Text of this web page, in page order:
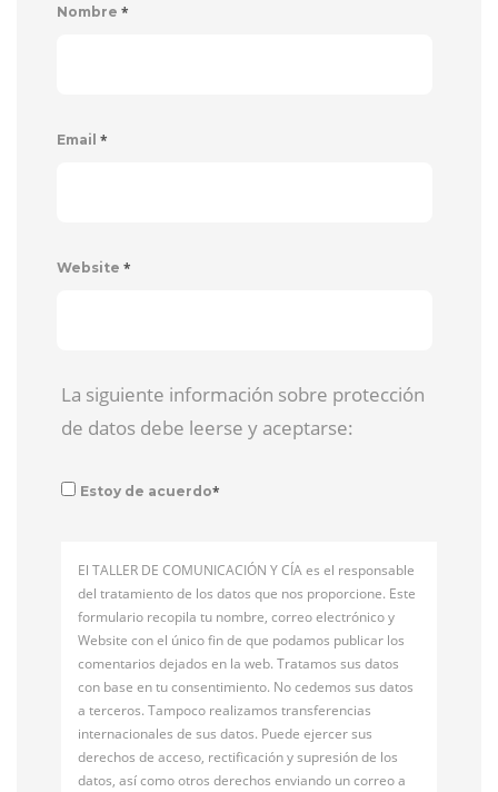
Nombre *
Email *
Website *
La siguiente información sobre protección
de datos debe leerse y aceptarse:
Estoy de acuerdo*
El TALLER DE COMUNICACIÓN Y CÍA es el responsable
del tratamiento de los datos que nos proporcione. Este
formulario recopila tu nombre, correo electrónico y
Website con el único fin de que podamos publicar los
comentarios dejados en la web. Tratamos sus datos
con base en tu consentimiento. No cedemos sus datos
a terceros. Tampoco realizamos transferencias
internacionales de sus datos. Puede ejercer sus
derechos de acceso, rectificación y supresión de los
datos, así como otros derechos enviando un correo a